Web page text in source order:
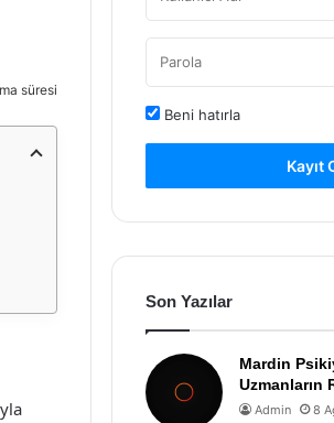
süresi
Beni hatırla
Kayıt
Son Yazılar
Mardin
Uzmanların
Admin 8